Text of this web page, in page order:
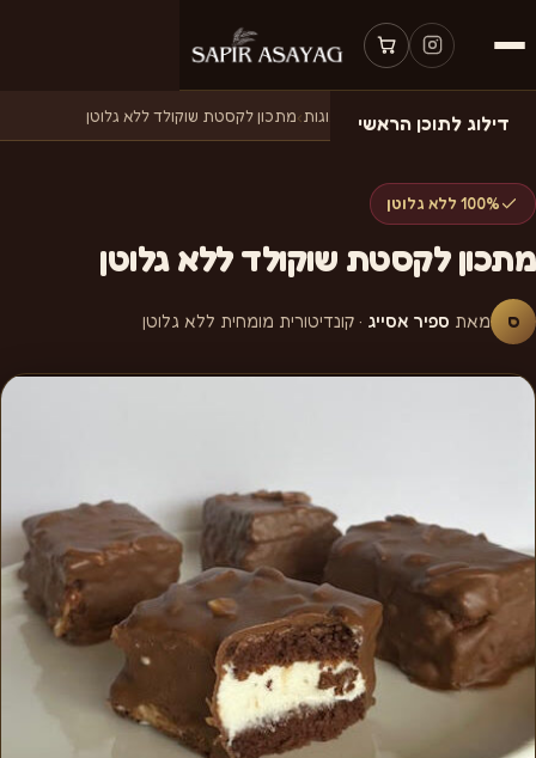
דילוג לתוכן הראשי
דף הבית›מתכונים ›מתכונים לעוגות›מתכון לקסטת שוקולד ללא גלוטן
100% ללא גלוטן
מתכון לקסטת שוקולד ללא גלוטן
ס מאת ספיר אסייג · קונדיטורית מומחית ללא גלוטן